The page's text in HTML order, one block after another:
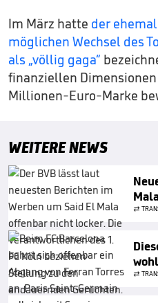
Im März hatte der
möglichen Wechsel des
als „völlig gaga“
finanziellen
Millionen-Euro-Marke
WEITERE NEWS